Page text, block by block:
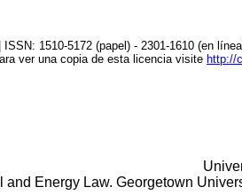
ISSN: 1510-5172 (papel) - 2301-1610 (en
ver una copia de esta licencia visite http://
and Energy Law. Georgetown